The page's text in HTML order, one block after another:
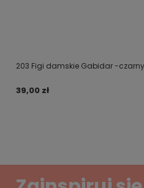
203 Figi damskie Gabidar -czarny
39,00 zł